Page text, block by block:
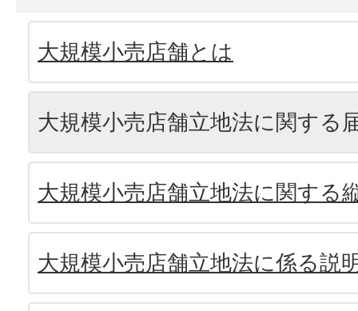
大規模小売店舗とは
大規模小売店舗立地法に関する
大規模小売店舗立地法に関する
大規模小売店舗立地法に係る説